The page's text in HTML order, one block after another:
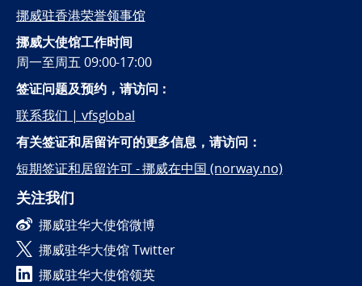
挪威驻香港荣誉领事馆
挪威大使馆工作时间
周一至周五 09:00-17:00
签证问题及预约， 请访问：
联系我们 | vfsglobal
有关签证和居留许可的更多信息，请访问：
短期签证和居留许可 - 挪威在中国 (norway.no)
关注我们
挪威驻华大使馆微博
挪威驻华大使馆 Twitter
挪威驻华大使馆领英